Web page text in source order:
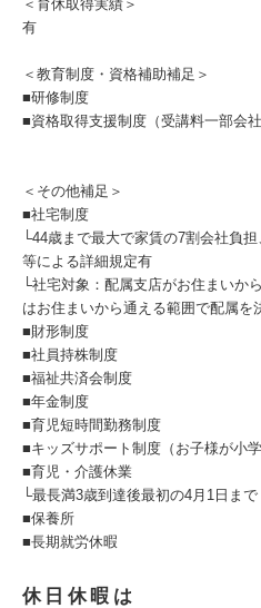
＜育休取得実績＞
有
＜教育制度・資格補助補足＞
■研修制度
■資格取得支援制度（受講料一部会社
＜その他補足＞
■社宅制度
└44歳まで最大で家賃の7割会社負
等による詳細規定有
└社宅対象：配属支店がお住まい
はお住まいから通える範囲で配属を
■財形制度
■社員持株制度
■福祉共済会制度
■年金制度
■育児短時間勤務制度
■キッズサポート制度（お子様が小
■育児・介護休業
└最長満3歳到達後最初の4月1日まで
■保養所
■長期就労休暇
休日休暇は